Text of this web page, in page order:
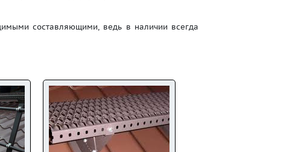
составляющими, ведь в наличии всегда